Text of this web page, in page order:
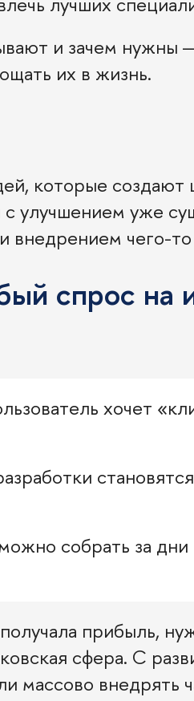
и зачем нужны
их в жизнь.
которые создают
улучшением уже
внедрением чего-
спрос на
хочет
собрать за
прибыль,
сфера. С
массово внедрять